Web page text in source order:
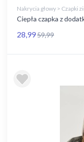
Nakrycia głowy > Czapki
Ciepła czapka z
28,9959,99